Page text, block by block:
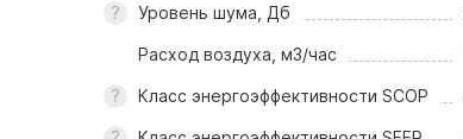
Уровень шума, Дб
Расход воздуха, м3/час
Класс энергоэффективности SCOP